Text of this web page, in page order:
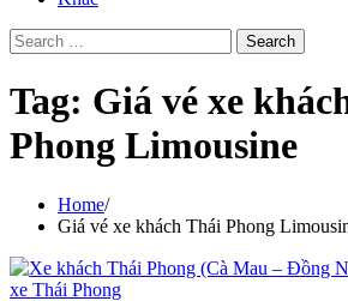
Search
for:
Tag: Giá vé xe
Phong Limousine
Home
Giá vé xe khách Thái Phong